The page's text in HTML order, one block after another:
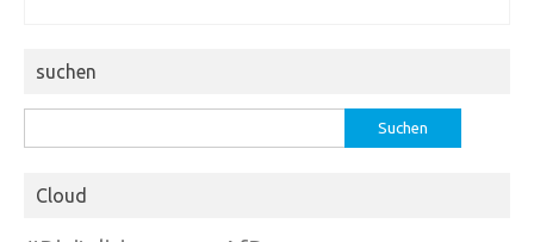
suchen
nach:
Cloud